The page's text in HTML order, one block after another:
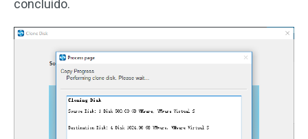
concluído.